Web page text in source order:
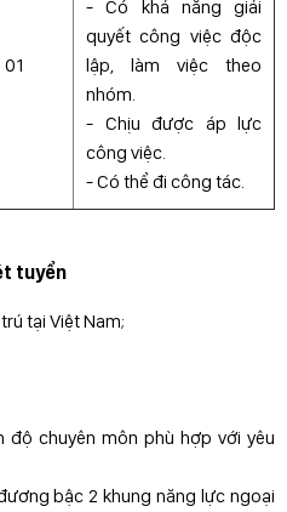
01
- Có khả năng giải
quyết công việc độc
lập, làm việc theo
nhóm.
- Chịu được áp lực
công việc.
- Có thể đi công tác.
tuyển
tại Việt Nam;
chuyên môn phù hợp với yêu
bậc 2 khung năng lực ngoại